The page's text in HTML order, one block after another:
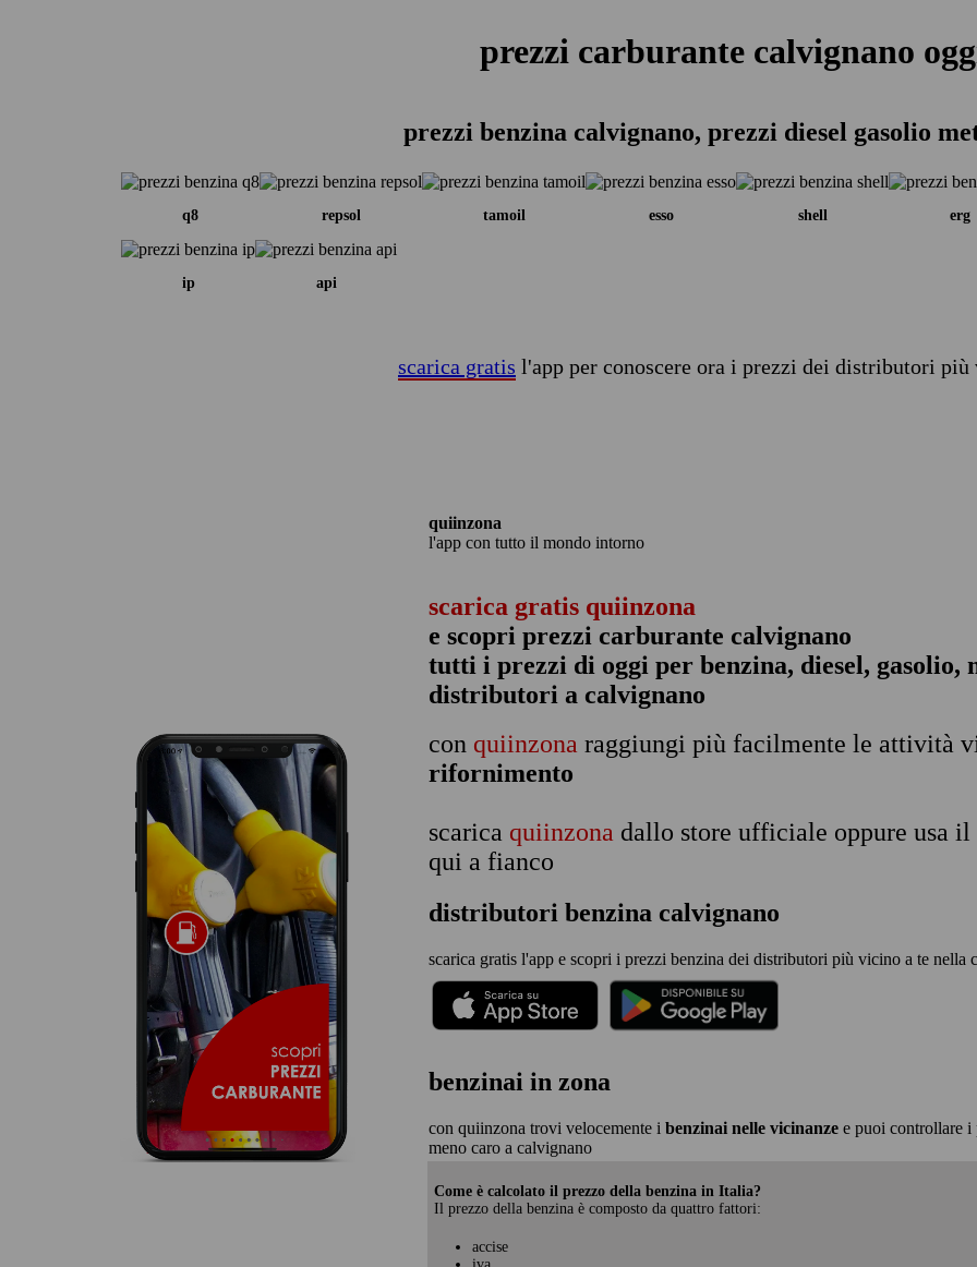
prezzi carburante calvignano
prezzi benzina calvignano, prezzi diesel gasolio
q8 repsol tamoil esso shell erg
ip api
scarica gratis l'app per conoscere ora i prezzi dei distributori più
quiinzona
l'app con tutto il mondo intorno
scarica gratis quiinzona
e scopri prezzi carburante calvignano
tutti i prezzi di oggi per benzina, diesel, gasolio,
distributori a calvignano
con quiinzona raggiungi più facilmente le attività
rifornimento
scarica quiinzona dallo store ufficiale oppure usa il
qui a fianco
distributori benzina calvignano
scarica gratis l'app e scopri i prezzi benzina dei distributori più vicino a te nella
benzinai in zona
con quiinzona trovi velocemente i benzinai nelle vicinanze e puoi controllare i
meno caro a calvignano
Come è calcolato il prezzo della benzina in Italia?
Il prezzo della benzina è composto da quattro fattori:
accise